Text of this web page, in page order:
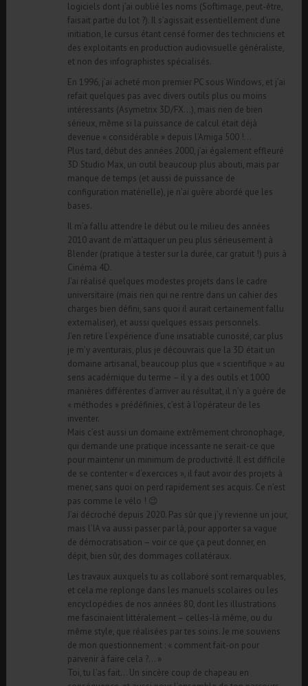
logiciels dont j’ai oublié les noms (Softimage, peut-être,
faisait partie du lot ?). Il s’agissait essentiellement d’une
initiation, le cursus étant censé former des techniciens et
des exploitants en production audiovisuelle généraliste,
et non des infographistes spécialisés.
En 1996, j’ai acheté mon premier PC sous Windows, et j’ai
refait quelques pas avec divers outils plus ou moins
intéressants (Asymetrix 3D/FX…), mais rien de bien
sérieux, même si la puissance de calcul était déjà
devenue « considérable » depuis l’Amiga 500 !…
Plus tard, début des années 2000, j’ai également effleuré
3D Studio Max, un outil beaucoup plus abouti, mais par
manque de temps (et aussi de puissance de
configuration matérielle), je n’ai guère abordé que les
bases.
Il m’a fallu attendre le début ou le milieu des années
2010 avant de m’attaquer un peu plus sérieusement à
Blender (pratique à tester sur la durée, car gratuit !) puis à
Cinéma 4D.
J’ai réalisé quelques modestes projets dans le cadre
universitaire (mais rien qui ne rentre dans un cahier des
charges bien défini, sans quoi il aurait certainement fallu
externaliser), et aussi quelques essais personnels.
J’en retire l’expérience d’une insatiable curiosité, car plus
je m’y aventurais, plus je découvrais que la 3D était un
domaine artisanal, beaucoup plus que « scientifique » au
sens académique du terme – il y a des outils et 1000
manières différentes d’arriver au résultat, il n’y a guère de
« méthodes » prédéfinies, c’est à l’opérateur de les
inventer.
Mais c’est aussi un domaine extrêmement chronophage,
qui demande une pratique incessante ne serait-ce que
pour maintenir un minimum de productivité. Il est difficile
de se contenter « d’exercices », il faut avoir des projets à
mener, sans quoi on perd rapidement ses acquis. Ce n’est
pas comme le vélo ! 😉
J’ai décroché depuis 2020. Pas sûr que j’y revienne un jour,
mais l’IA va aussi passer par là, pour apporter sa vague
de démocratisation – voir ce que ça peut donner, en
dépit, bien sûr, des dommages collatéraux.
Les travaux auxquels tu as collaboré sont remarquables,
et cela me replonge dans les manuels scolaires ou les
encyclopédies de nos années 80, dont les illustrations
me fascinaient littéralement – celles-là même, ou du
même style, que réalisées par tes soins. Je me souviens
de mon questionnement : « comment fait-on pour
parvenir à faire cela ?… »
Toi, tu l’as fait… Un sincère coup de chapeau en